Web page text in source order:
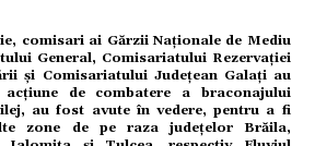
comisari ai Gărzii Naționale de Mediu
General, Comisariatului Rezervației
și Comisariatului Județean Galați au
de combatere a braconajului
au fost avute în vedere, pentru a fi
zone de pe raza județelor Brăila,